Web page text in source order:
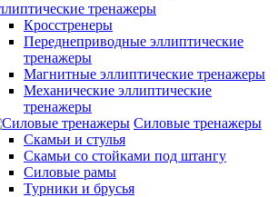
тренажеры
Кросстренеры
Переднеприводные эллиптические
тренажеры
Магнитные эллиптические тренажеры
Механические эллиптические
тренажеры
Силовые тренажеры
Скамьи и стулья
Скамьи со стойками под штангу
Силовые рамы
Турники и брусья